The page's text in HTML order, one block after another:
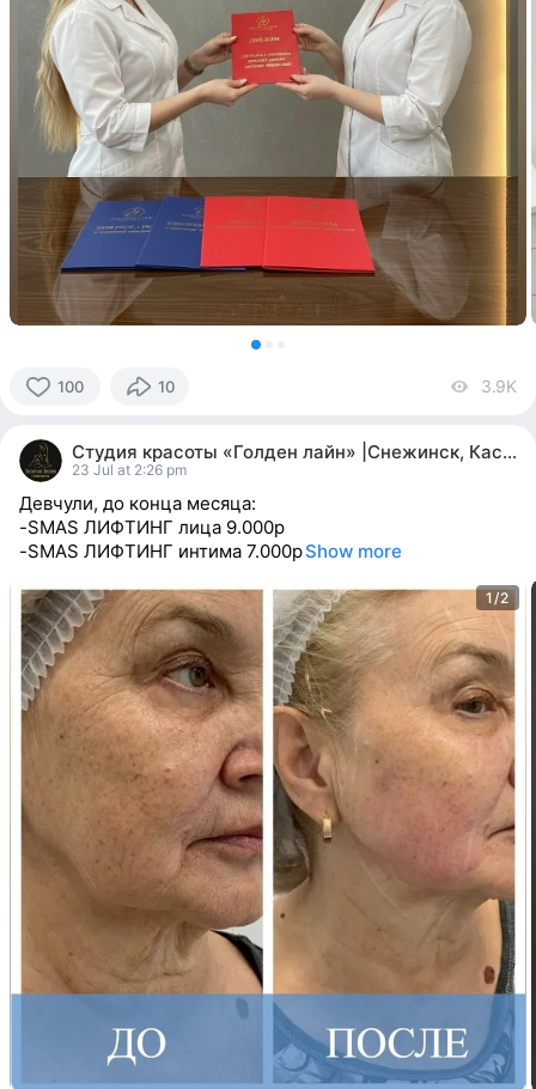
100
people
reacted
10 3.9K
Студия красоты «Голден лайн» |Снежинск, Касли
23 Jul at 2:26 pm
Девчули, до конца месяца:
-SMAS ЛИФТИНГ лица 9.000р
-SMAS ЛИФТИНГ интима 7.000рShow more
1/2